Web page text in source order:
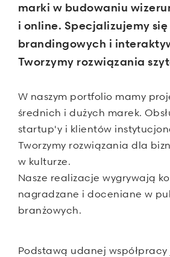
marki w budowaniu
i online. Specjalizujemy
brandingowych i
Tworzymy rozwiązania
W naszym portfolio mamy
średnich i dużych marek.
startup'y i klientów
Tworzymy rozwiązania dla
w kulturze.
Nasze realizacje wygrywają
nagradzane i doceniane w
branżowych.
Podstawą udanej